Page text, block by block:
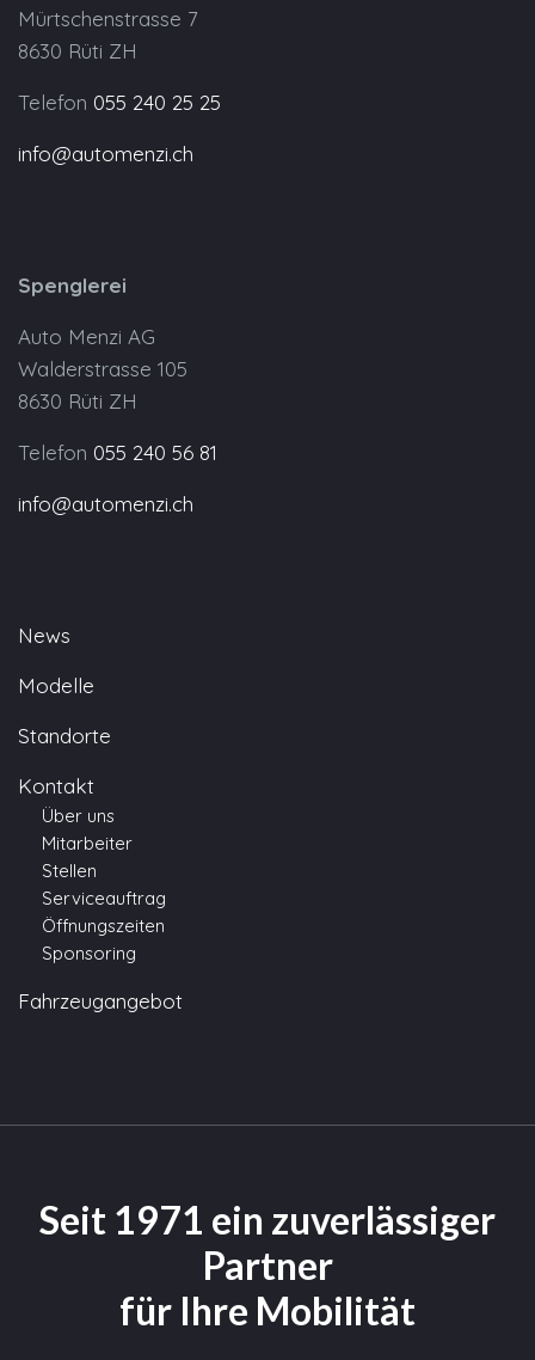
Mürtschenstrasse 7
8630 Rüti ZH
Telefon 055 240 25 25
info@automenzi.ch
Spenglerei
Auto Menzi AG
Walderstrasse 105
8630 Rüti ZH
Telefon 055 240 56 81
info@automenzi.ch
News
Modelle
Standorte
Kontakt
Über uns
Mitarbeiter
Stellen
Serviceauftrag
Öffnungszeiten
Sponsoring
Fahrzeugangebot
Seit 1971 ein zuverlässiger
Partner
für Ihre Mobilität